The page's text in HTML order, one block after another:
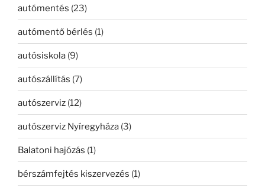
autómentés (23)
autómentő bérlés (1)
autósiskola (9)
autószállítás (7)
autószerviz (12)
autószerviz Nyíregyháza (3)
Balatoni hajózás (1)
bérszámfejtés kiszervezés (1)